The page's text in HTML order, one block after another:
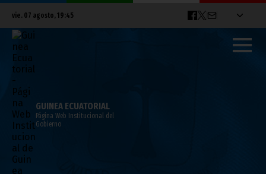
vie. 07 agosto, 19:45
GUINEA ECUATORIAL
Página Web Institucional del
Gobierno
ASECNA cuenta con un nuevo presidente
del consejo de administración